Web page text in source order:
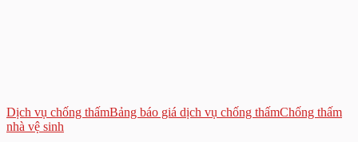
Dịch vụ chống thấmBảng báo giá dịch vụ chống thấmChống thấm
nhà vệ sinh